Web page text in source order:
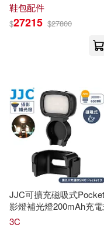
Peanuts
Rainbow
Rebecca(13)
The
Brett L.(12)
T N T Media
Willow Creek
三榮書房(5)
中國水利水電出
鞋包配件
$27215 $27800
JJC可擴充磁吸式
影燈補光燈200mAh充
顆LED燈含吸鐵座LED-
3C